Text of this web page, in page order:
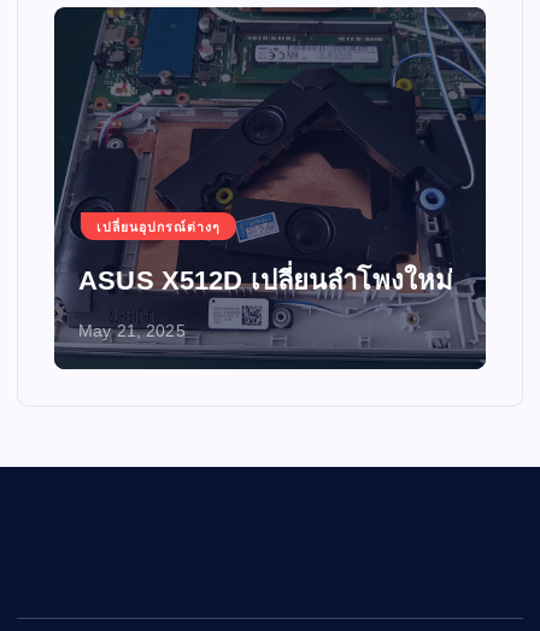
เปลี่ยนอุปกรณ์ต่างๆ
ASUS X512D เปลี่ยนลำโพงใหม่
May 21, 2025